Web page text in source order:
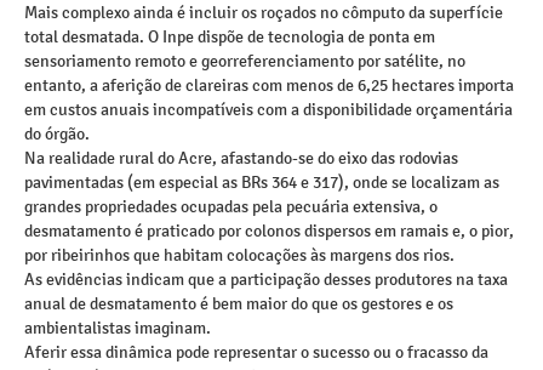
Mais complexo ainda é incluir os roçados no cômputo da superfície
total desmatada. O Inpe dispõe de tecnologia de ponta em
sensoriamento remoto e georreferenciamento por satélite, no
entanto, a aferição de clareiras com menos de 6,25 hectares importa
em custos anuais incompatíveis com a disponibilidade orçamentária
do órgão.
Na realidade rural do Acre, afastando-se do eixo das rodovias
pavimentadas (em especial as BRs 364 e 317), onde se localizam as
grandes propriedades ocupadas pela pecuária extensiva, o
desmatamento é praticado por colonos dispersos em ramais e, o pior,
por ribeirinhos que habitam colocações às margens dos rios.
As evidências indicam que a participação desses produtores na taxa
anual de desmatamento é bem maior do que os gestores e os
ambientalistas imaginam.
Aferir essa dinâmica pode representar o sucesso ou o fracasso da